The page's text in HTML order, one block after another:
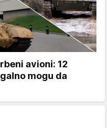
avioni: 12
mogu da